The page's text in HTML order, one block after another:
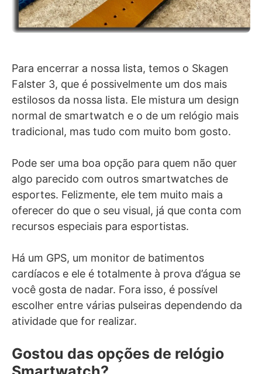
Para encerrar a nossa lista, temos o Skagen
Falster 3, que é possivelmente um dos mais
estilosos da nossa lista. Ele mistura um design
normal de smartwatch e o de um relógio mais
tradicional, mas tudo com muito bom gosto.
Pode ser uma boa opção para quem não quer
algo parecido com outros smartwatches de
esportes. Felizmente, ele tem muito mais a
oferecer do que o seu visual, já que conta com
recursos especiais para esportistas.
Há um GPS, um monitor de batimentos
cardíacos e ele é totalmente à prova d’água se
você gosta de nadar. Fora isso, é possível
escolher entre várias pulseiras dependendo da
atividade que for realizar.
Gostou das opções de relógio